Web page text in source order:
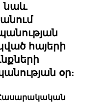
նաև
հայերի
օր: